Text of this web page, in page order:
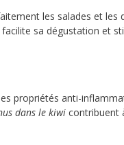
les salades et les
facilite sa dégustation et
propriétés anti-
dans le kiwicontribuent